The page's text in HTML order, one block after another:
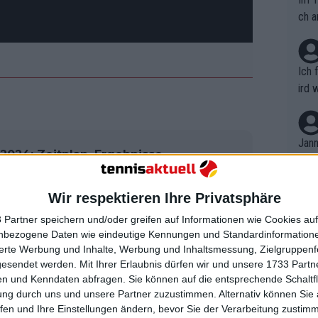
Wir respektieren Ihre Privatsphäre
Partner speichern und/oder greifen auf Informationen wie Cookies
Daten wie eindeutige Kennungen und
Werbung und Inhalte, Werbung und Inhaltsmessung,
werden. Mit Ihrer Erlaubnis dürfen wir und unsere 1733
und Kenndaten abfragen. Sie können auf die entsprechende
durch uns und unsere Partner zuzustimmen. Alternativ können Sie
und Ihre Einstellungen ändern, bevor Sie der Verarbeitung
Zeitplan, Ergebnisse,
Rückkehr nach Seoul
der die US Open zwischen 1974 und
mit Pete Sampras und Roger
lobte die Leistung des
with Connors". Der 8fache
andere amerikanische Spieler
ch
Ich
ird
r in
em
t,
B.
on
n
nt.